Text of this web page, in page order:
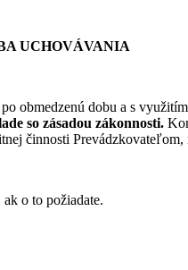
UCHOVÁVANIA
obmedzenú dobu a s
so zásadou zákonnosti.
činnosti
o to požiadate.